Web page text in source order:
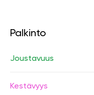
Palkinto
Joustavuus
Kestävyys